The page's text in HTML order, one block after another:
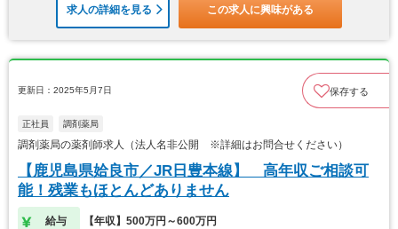
求人の詳細を見る この求人に興味がある
更新日：2025年5月7日 保存する
正社員 調剤薬局
調剤薬局の薬剤師求人（法人名非公開 ※詳細はお問合せください）
【鹿児島県姶良市／JR日豊本線】 高年収ご相談可
能！残業もほとんどありません
給与 【年収】500万円～600万円